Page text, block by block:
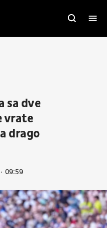
sa dve
vrate
drago
09:59